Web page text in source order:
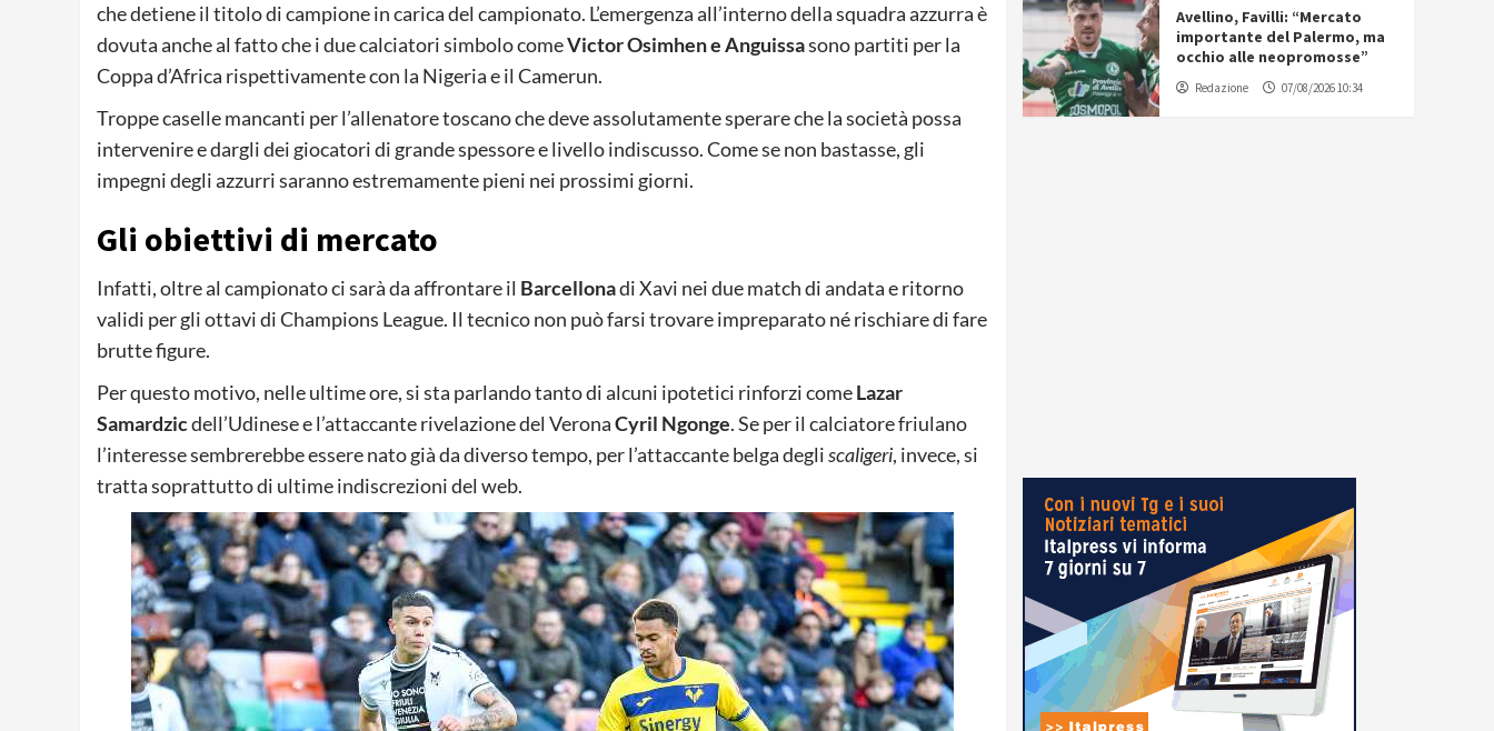
che detiene il titolo di campione in carica del campionato. L’emergenza all’interno della squadra azzurra è
dovuta anche al fatto che i due calciatori simbolo comeVictor Osimhen e Anguissasono partiti per la
Coppa d’Africa rispettivamente con la Nigeria e il Camerun.
Troppe caselle mancanti per l’allenatore toscano che deve assolutamente sperare che la società possa
intervenire e dargli dei giocatori di grande spessore e livello indiscusso. Come se non bastasse, gli
impegni degli azzurri saranno estremamente pieni nei prossimi giorni.
Gli obiettivi di mercato
Infatti, oltre al campionato ci sarà da affrontare il Barcellonadi Xavi nei due match di andata e ritorno
validi per gli ottavi di Champions League. Il tecnico non può farsi trovare impreparato né rischiare di fare
brutte figure.
Per questo motivo, nelle ultime ore, si sta parlando tanto di alcuni ipotetici rinforzi comeLazar
Samardzicdell’Udinese e l’attaccante rivelazione del VeronaCyril Ngonge. Se per il calciatore friulano
l’interesse sembrerebbe essere nato già da diverso tempo, per l’attaccante belga degliscaligeri, invece, si
tratta soprattutto di ultime indiscrezioni del web.
Avellino, Favilli: “Mercato
importante del Palermo, ma
occhio alle neopromosse”
Redazione 07/08/2026 10:34